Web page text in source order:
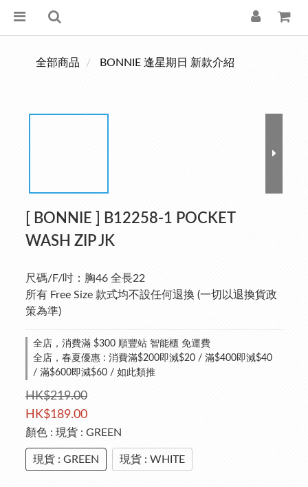
全部商品 BONNIE 逢星期日 新款介紹
[ BONNIE ] B12258-1 POCKET
WASH ZIP JK
尺碼/F/吋：胸46 全長22
所有 Free Size 款式均不設任何退換 (一切以退換貨政
策為準)
全店，消費滿 $300 順豐站 智能櫃 免運費
全店，春夏優惠 : 消費滿$200即減$20 / 滿$400即減$40
/ 滿$600即減$60 / 如此類推
HK$219.00
HK$189.00
顏色 : 現貨 : GREEN
現貨 : GREEN 現貨 : WHITE